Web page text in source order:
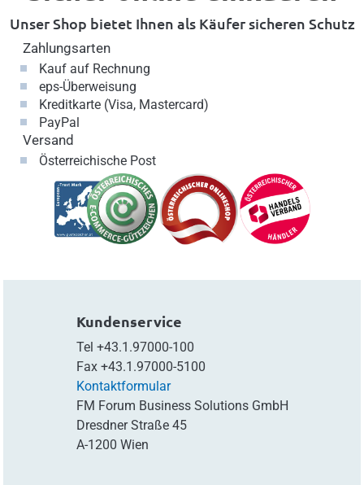
Unser Shop bietet Ihnen als Käufer sicheren Schutz
Zahlungsarten
Kauf auf Rechnung
eps-Überweisung
Kreditkarte (Visa, Mastercard)
PayPal
Versand
Österreichische Post
Kundenservice
Tel +43.1.97000-100
Fax +43.1.97000-5100
Kontaktformular
FM Forum Business Solutions GmbH
Dresdner Straße 45
A-1200 Wien